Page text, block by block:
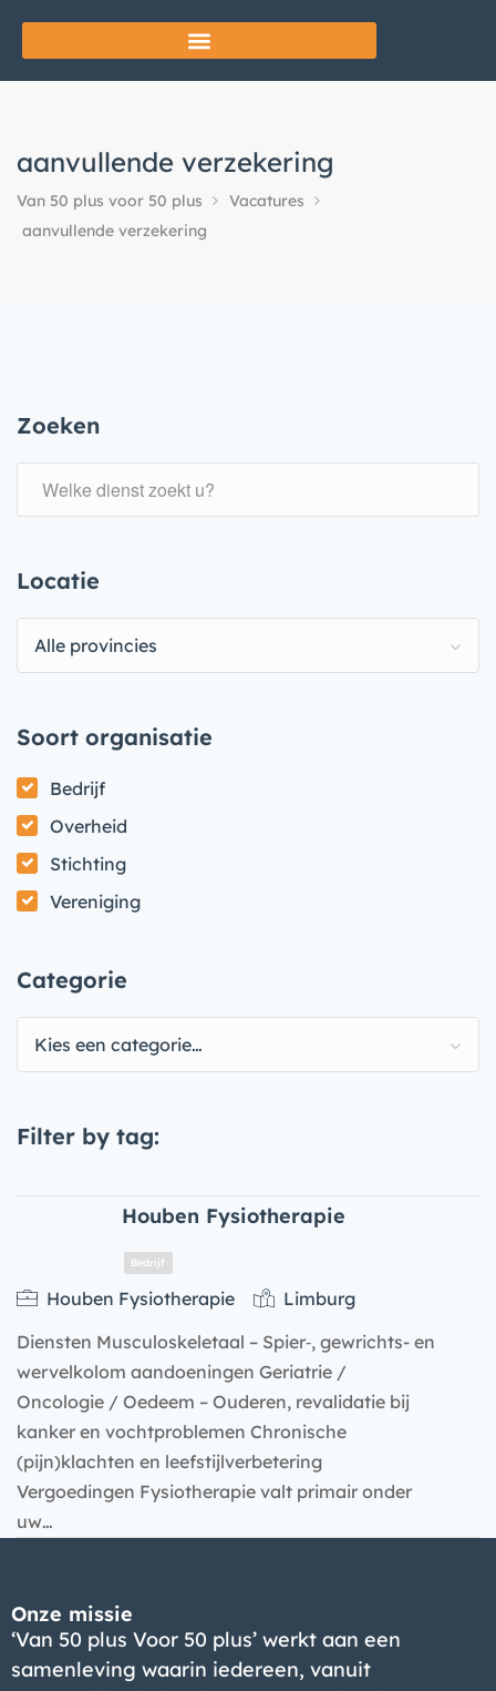
aanvullende verzekering
Van 50 plus voor 50 plus
Vacatures
aanvullende verzekering
Zoeken
Locatie
Alle provincies
Soort organisatie
Bedrijf
Overheid
Stichting
Vereniging
Categorie
Kies een categorie…
Filter by tag:
Houben Fysiotherapie
Bedrijf
Houben Fysiotherapie
Limburg
Diensten Musculoskeletaal – Spier‑, gewrichts- en
wervelkolom aandoeningen Geriatrie /
Oncologie / Oedeem – Ouderen, revalidatie bij
kanker en vochtproblemen Chronische
(pijn)klachten en leefstijlverbetering
Vergoedingen Fysiotherapie valt primair onder
uw…
Onze missie
‘Van 50 plus Voor 50 plus’ werkt aan een
samenleving waarin iedereen, vanuit